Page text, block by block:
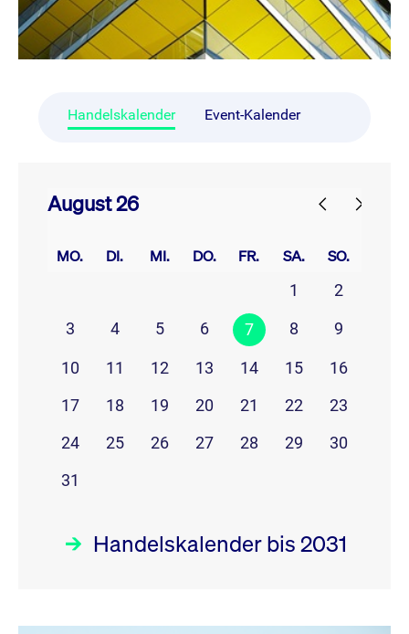
Handelskalender Event-Kalender
August 26
MO. DI. MI. DO. FR. SA. SO.
1
2
3
4 5 6 7 8 9
10 11 12 13 14 15
16
17
18 19 20 21 22
23
24
25 26 27 28 29
30
31
Handelskalender bis 2031